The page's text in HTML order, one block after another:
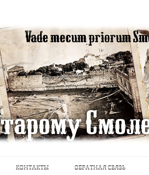
КОНТАКТЫ ОБРАТНАЯ СВЯЗЬ